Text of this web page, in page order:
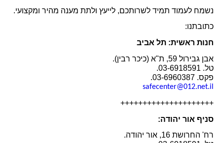
נשמח לעמוד תמיד לשרותכם, לייעץ ולתת מענה מהיר ומקצועי.
כתובתנו:
חנות ראשית: תל אביב
אבן גבירול 59, ת"א (כיכר רבין)
.
טל. 03-6918591
.
פקס. 03-6960387
.
safecenter@012.net.il
+++++++++++++++++++++
סניף אור יהודה:
רח' החרושת 16, אור יהודה.